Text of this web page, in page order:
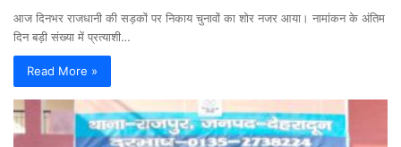
आज दिनभर राजधानी की सड़कों पर निकाय चुनावों का शोर नजर आया। नामांकन के अंतिम
दिन बड़ी संख्या में प्रत्याशी…
Read More »